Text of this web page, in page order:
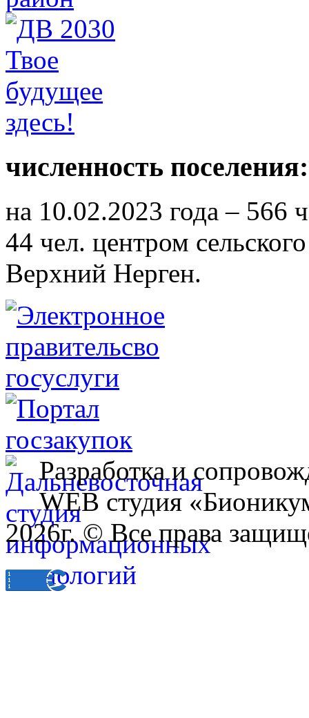
численность поселения:
на 10.02.2023 года – 566
44 чел. центром
Верхний Нерген.
Разработка и
WEB студия
2026г. © Все права